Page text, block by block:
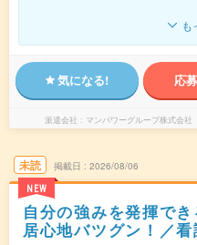
も
気になる! 応
派遣会社 マンパワーグループ株式会
未読
NEW
掲載日 2026/08/06
自分の強みを発揮で
居心地バツグン！／